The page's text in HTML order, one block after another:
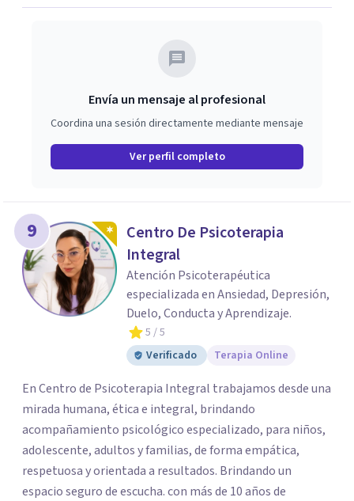
construcción de recursos para mejorar la calidad de vida.
Envía un mensaje al profesional
Coordina una sesión directamente mediante mensaje
Ver perfil completo
9
Centro De Psicoterapia
Integral
Atención Psicoterapéutica
especializada en Ansiedad, Depresión,
Duelo, Conducta y Aprendizaje.
5 / 5
Verificado
Terapia Online
En Centro de Psicoterapia Integral trabajamos desde una
mirada humana, ética e integral, brindando
acompañamiento psicológico especializado, para niños,
adolescente, adultos y familias, de forma empática,
respetuosa y orientada a resultados. Brindando un
espacio seguro de escucha. con más de 10 años de